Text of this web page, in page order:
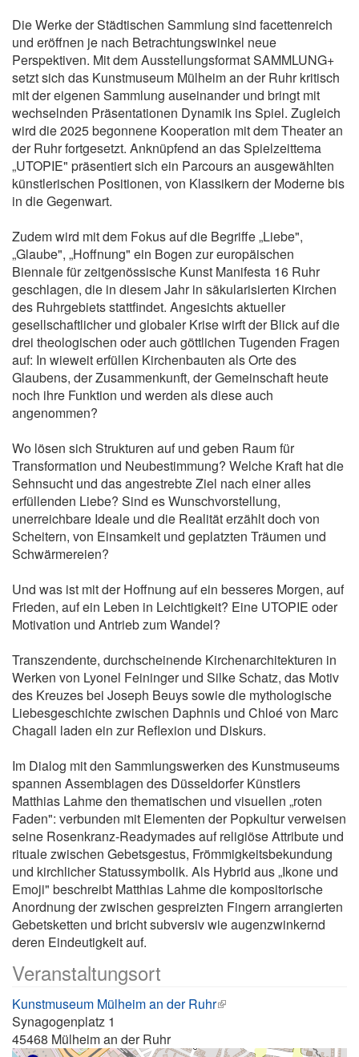
Die Werke der Städtischen Sammlung sind facettenreich
und eröffnen je nach Betrachtungswinkel neue
Perspektiven. Mit dem Ausstellungsformat SAMMLUNG+
setzt sich das Kunstmuseum Mülheim an der Ruhr kritisch
mit der eigenen Sammlung auseinander und bringt mit
wechselnden Präsentationen Dynamik ins Spiel. Zugleich
wird die 2025 begonnene Kooperation mit dem Theater an
der Ruhr fortgesetzt. Anknüpfend an das Spielzeittema
„UTOPIE" präsentiert sich ein Parcours an ausgewählten
künstlerischen Positionen, von Klassikern der Moderne bis
in die Gegenwart.
Zudem wird mit dem Fokus auf die Begriffe „Liebe",
„Glaube", „Hoffnung" ein Bogen zur europäischen
Biennale für zeitgenössische Kunst Manifesta 16 Ruhr
geschlagen, die in diesem Jahr in säkularisierten Kirchen
des Ruhrgebiets stattfindet. Angesichts aktueller
gesellschaftlicher und globaler Krise wirft der Blick auf die
drei theologischen oder auch göttlichen Tugenden Fragen
auf: In wieweit erfüllen Kirchenbauten als Orte des
Glaubens, der Zusammenkunft, der Gemeinschaft heute
noch ihre Funktion und werden als diese auch
angenommen?
Wo lösen sich Strukturen auf und geben Raum für
Transformation und Neubestimmung? Welche Kraft hat die
Sehnsucht und das angestrebte Ziel nach einer alles
erfüllenden Liebe? Sind es Wunschvorstellung,
unerreichbare Ideale und die Realität erzählt doch von
Scheitern, von Einsamkeit und geplatzten Träumen und
Schwärmereien?
Und was ist mit der Hoffnung auf ein besseres Morgen, auf
Frieden, auf ein Leben in Leichtigkeit? Eine UTOPIE oder
Motivation und Antrieb zum Wandel?
Transzendente, durchscheinende Kirchenarchitekturen in
Werken von Lyonel Feininger und Silke Schatz, das Motiv
des Kreuzes bei Joseph Beuys sowie die mythologische
Liebesgeschichte zwischen Daphnis und Chloé von Marc
Chagall laden ein zur Reflexion und Diskurs.
Im Dialog mit den Sammlungswerken des Kunstmuseums
spannen Assemblagen des Düsseldorfer Künstlers
Matthias Lahme den thematischen und visuellen „roten
Faden": verbunden mit Elementen der Popkultur verweisen
seine Rosenkranz-Readymades auf religiöse Attribute und
rituale zwischen Gebetsgestus, Frömmigkeitsbekundung
und kirchlicher Statussymbolik. Als Hybrid aus „Ikone und
Emoji" beschreibt Matthias Lahme die kompositorische
Anordnung der zwischen gespreizten Fingern arrangierten
Gebetsketten und bricht subversiv wie augenzwinkernd
deren Eindeutigkeit auf.
Veranstaltungsort
Kunstmuseum Mülheim an der Ruhr
Synagogenplatz 1
45468 Mülheim an der Ruhr